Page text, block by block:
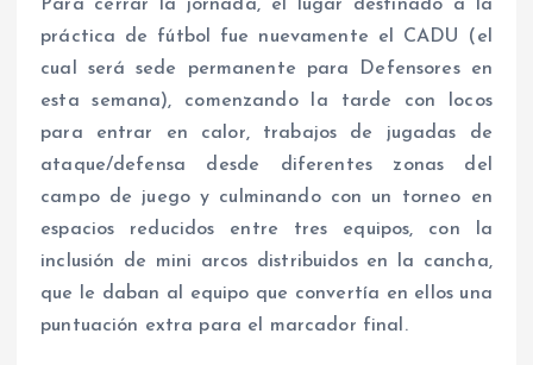
Para cerrar la jornada, el lugar destinado a la
práctica de fútbol fue nuevamente el CADU (el
cual será sede permanente para Defensores en
esta semana), comenzando la tarde con locos
para entrar en calor, trabajos de jugadas de
ataque/defensa desde diferentes zonas del
campo de juego y culminando con un torneo en
espacios reducidos entre tres equipos, con la
inclusión de mini arcos distribuidos en la cancha,
que le daban al equipo que convertía en ellos una
puntuación extra para el marcador final.